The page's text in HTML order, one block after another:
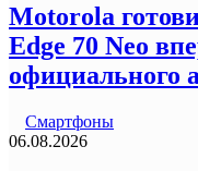
Motorola
Edge 70 Neo
официального
Смартфоны
06.08.2026